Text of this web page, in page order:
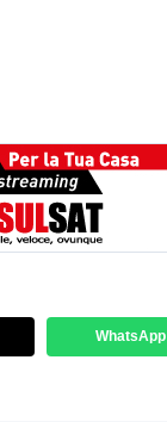
WhatsApp